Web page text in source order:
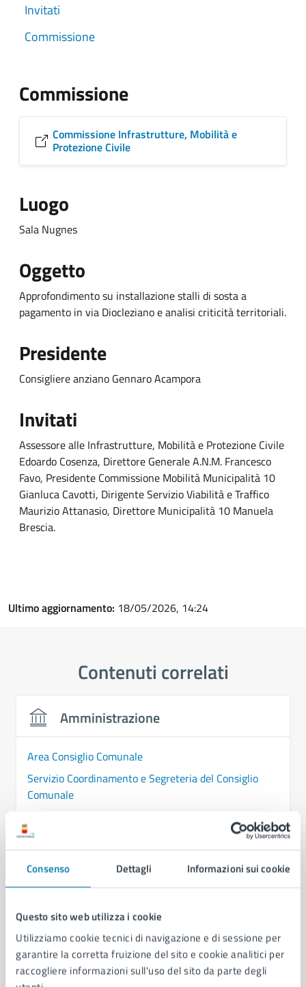
Consenso Dettagli Informazioni sui cookie
Questo sito web utilizza i cookie
Utilizziamo cookie tecnici di navigazione e di sessione per
garantire la corretta fruizione del sito e cookie analitici per
raccogliere informazioni sull'uso del sito da parte degli
Invitati
Commissione
Commissione
Commissione Infrastrutture, Mobilità e
Protezione Civile
Luogo
Sala Nugnes
Oggetto
Approfondimento su installazione stalli di sosta a
pagamento in via Diocleziano e analisi criticità territoriali.
Presidente
Consigliere anziano Gennaro Acampora
Invitati
Assessore alle Infrastrutture, Mobilità e Protezione Civile
Edoardo Cosenza, Direttore Generale A.N.M. Francesco
Favo, Presidente Commissione Mobilità Municipalità 10
Gianluca Cavotti, Dirigente Servizio Viabilità e Traffico
Maurizio Attanasio, Direttore Municipalità 10 Manuela
Brescia.
Ultimo aggiornamento: 18/05/2026, 14:24
Contenuti correlati
Amministrazione
Area Consiglio Comunale
Servizio Coordinamento e Segreteria del Consiglio
Comunale
Web